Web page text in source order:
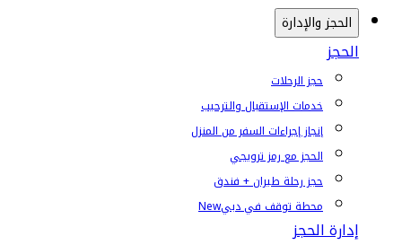
الحجز والإدارة
الحجز
حجز الرحلات
خدمات الإستقبال والترحيب
إنجاز إجراءات السفر من المنزل
الحجز مع رمز ترويجي
حجز رحلة طيران + فندق
محطة توقف في دبيNew
إدارة الحجز